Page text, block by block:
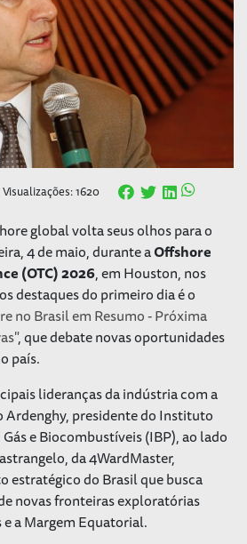
Visualizações: 1620
global volta seus olhos para o
4 de maio, durante aOffshore
(OTC) 2026, em Houston, nos
destaques do primeiro dia é o
no Brasil em Resumo - Próxima
, que debate novas oportunidades
país.
lideranças da indústria com a
Ardenghy, presidente do Instituto
e Biocombustíveis (IBP), ao lado
da 4WardMaster,
estratégico do Brasil que busca
novas fronteiras exploratórias
a Margem Equatorial.